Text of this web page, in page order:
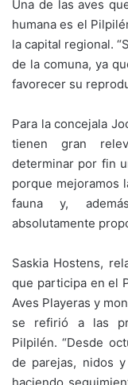
Una de las aves
humana es el
la capital regional.
de la comuna, ya
favorecer su
Para la concejala
tienen gran
determinar por fin
porque mejoramos
fauna y,
absolutamente
Saskia Hostens,
que participa en el
Aves Playeras y
se refirió a las
Pilpilén. “Desde
de parejas, nidos